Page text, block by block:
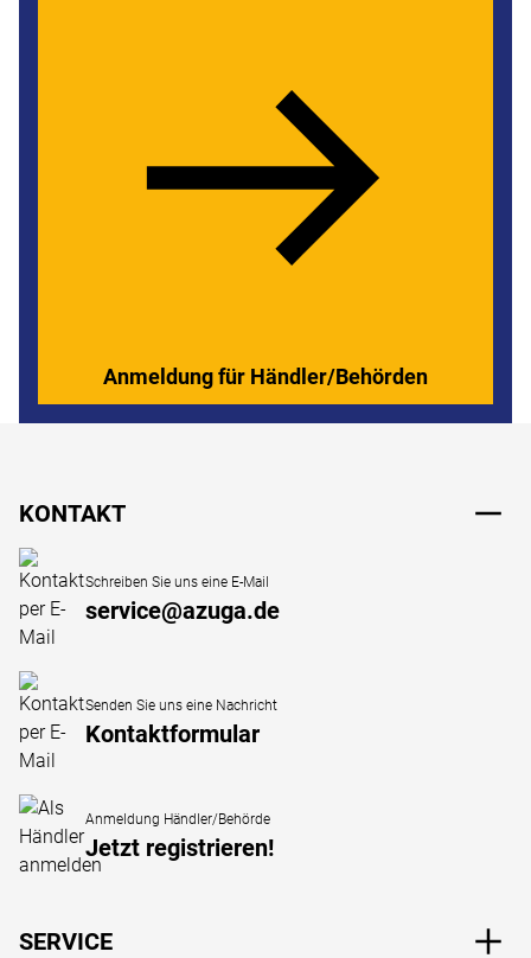
Anmeldung für Händler/Behörden
KONTAKT
Schreiben Sie uns eine E-Mail
service@azuga.de
Senden Sie uns eine Nachricht
Kontaktformular
Anmeldung Händler/Behörde
Jetzt registrieren!
SERVICE